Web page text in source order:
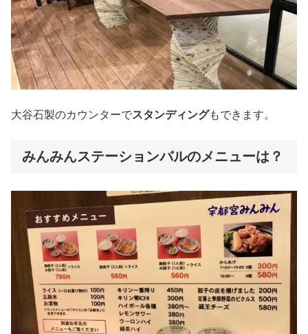
大谷石製のカウンターでスタンディングもできます。
みんみんステーションバルのメニューは？